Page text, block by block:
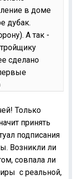
в доме
дубак.
А так -
сделано
Только
принять
подписания
Возникли ли
совпала ли
с реальной,